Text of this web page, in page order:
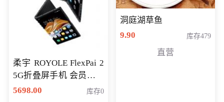
柔宇 ROYOLE FlexPai 2
5G折叠屏手机 会员专享
购买价格 4998元
5698.00 库存0
洞庭湖草鱼
9.90
库存479
直营